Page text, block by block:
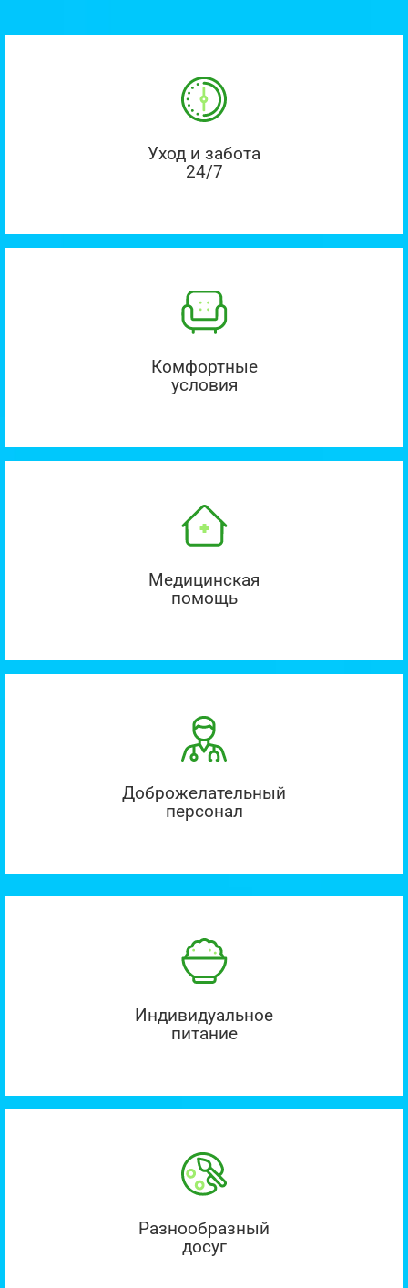
Уход и забота
24/7
Комфортные
условия
Медицинская
помощь
Доброжелательный
персонал
Индивидуальное
питание
Разнообразный
досуг